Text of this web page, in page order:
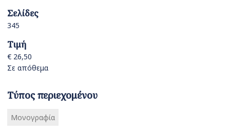
Σελίδες
345
Τιμή
€ 26,50
Σε απόθεμα
Τύπος περιεχομένου
Μονογραφία